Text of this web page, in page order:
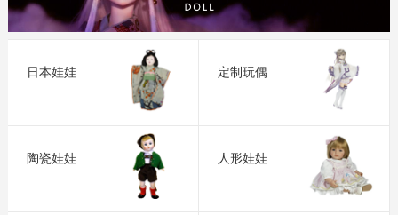
日本娃娃 定制玩偶
陶瓷娃娃 人形娃娃